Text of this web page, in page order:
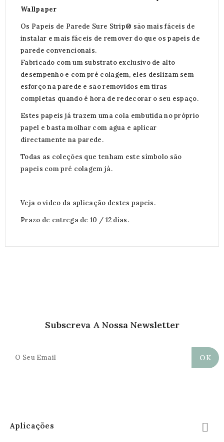
Wallpaper
Os Papeis de Parede Sure Strip® são mais fáceis de
instalar e mais fáceis de remover do que os papeis de
parede convencionais.
Fabricado com um substrato exclusivo de alto
desempenho e com pré colagem, eles deslizam sem
esforço na parede e são removidos em tiras
completas quando é hora de redecorar o seu espaço.
Estes papeis já trazem uma cola embutida no próprio
papel e basta molhar com agua e aplicar
directamente na parede.
Todas as coleções que tenham este símbolo são
papeis com pré colagem já.
Veja o video da aplicação destes papeis.
Prazo de entrega de 10 / 12 dias.
Subscreva A Nossa Newsletter
Aplicações 